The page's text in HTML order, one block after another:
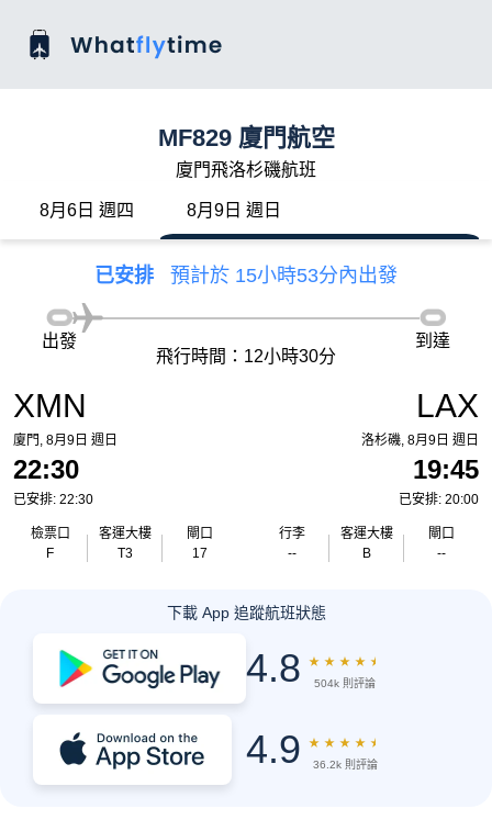
MF829 廈門航空
廈門飛洛杉磯航班
8月6日 週四 8月9日 週日
已安排 預計於 15小時53分內出發
XMN
廈門, 8月9日 週日
22:30
已安排: 22:30
檢票口
F
客運大樓
T3
閘口
17
出發
飛行時間：12小時30分
到達
LAX
洛杉磯, 8月9日 週日
19:45
已安排: 20:00
行李
--
客運大樓
B
閘口
--
下載 App 追蹤航班狀態
4.8 ★ ★ ★ ★ ★
504k 則評論
4.9 ★ ★ ★ ★ ★
36.2k 則評論